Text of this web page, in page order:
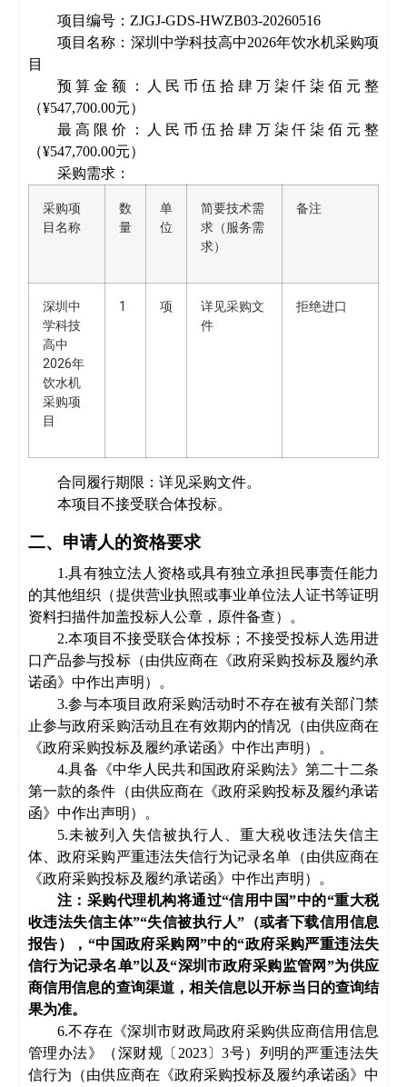
项目编号： ZJGJ-GDS-HWZB03-20260516
项目名称： 深圳中学科技高中2026年饮水机采购项
目
预算金额：
人民币伍拾肆万柒仟柒佰元整
（¥547,700.00元）
最高限价：
人民币伍拾肆万柒仟柒佰元整
（¥547,700.00元）
采购需求：
采购项
目名称
数
量
单
位
简要技术需
求（服务需
求）
备注
深圳中
学科技
高中
2026年
饮水机
采购项
目
1 项
详见采购文
件
拒绝进口
合同履行期限：详见采购文件。
本项目不接受联合体投标。
二、申请人的资格要求
1 .具有独立法人资格或具有独立承担民事责任能力
的其他组织（提供营业执照或事业单位法人证书等证明
资料扫描件加盖投标人公章，原件备查）。
2.本项 目不接受联合体投标；不接受投标人选用进
口产品参与投标（由供应商在《政府采购投标及履约承
诺函》中作出声明）。
3.参与本项目政府采购活动时不存在被有关部门禁
止参与政府采购活动且在有效期内的情况（由供应商在
《政府采购投标及履约承诺函》中作出声明）。
4.具备《中华人民共和国政府采购法》第二十二条
第一款的条件（由供应商在《政府采购投标及履约承诺
函》中作出声明）。
5.未被列入失信被执行人、重大税收违法失信主
体 、政府采购严重违法失信行为记录名单（由供应商在
《政府采购投标及履约承诺函》中作出声明）。
注：采购代理机构将通过“信用中国”中的“重大税
收违法失信主体”“失信被执行人”（或者下载信用信息
报告），“中国政府采购网”中的“政府采购严重违法失
信行为记录名单”以及“深圳市政府采购监管网”为供应
商信用信息的查询渠道，相关信息以开标当日的查询结
果为准。
6.不存在《深圳市财政局政府采购供应商信用信息
管理办法》（深财规〔2023〕3号）列明的严重违法失
信行为 （由供应商在《政府采购投标及履约承诺函》中